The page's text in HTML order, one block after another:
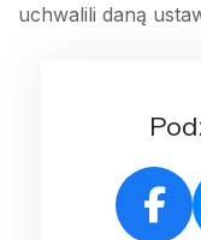
uchwalili daną